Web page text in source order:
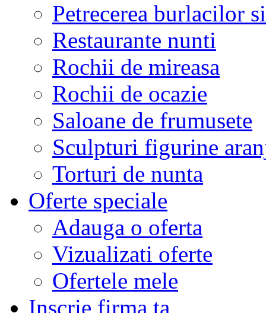
Petrecerea burlacilor
Restaurante nunti
Rochii de mireasa
Rochii de ocazie
Saloane de frumusete
Sculpturi figurine
Torturi de nunta
Oferte speciale
Adauga o oferta
Vizualizati oferte
Ofertele mele
Inscrie firma ta